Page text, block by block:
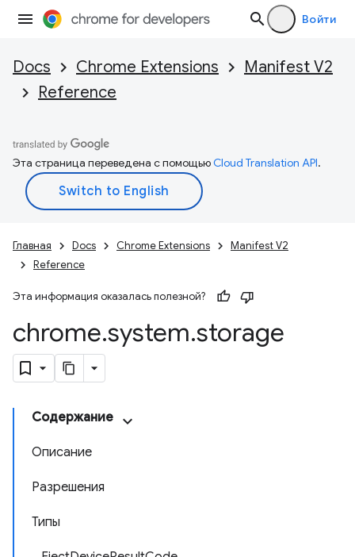
Войти
Docs Chrome Extensions
Manifest V2
Reference
Эта страница переведена с помощьюCloud Translation API.
Главная Docs Chrome Extensions
Manifest V2
Reference
Эта информация оказалась полезной?
chrome.system.storage
Содержание
Описание
Разрешения
Типы